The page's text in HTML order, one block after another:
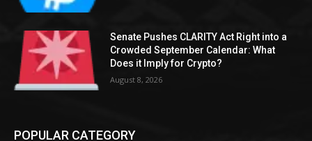
Senate Pushes CLARITY Act Right into a
Crowded September Calendar: What
Does it Imply for Crypto?
August 8, 2026
POPULAR CATEGORY